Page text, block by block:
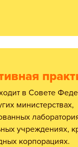
министерствах,
учреждениях,
корпорациях.